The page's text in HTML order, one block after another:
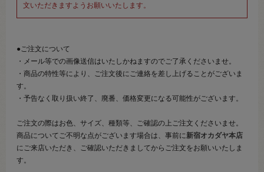
文いただきますようお願いいたします。
●ご注文について
・メール等での画像送信はいたしかねますのでご了承くださいませ。
・商品の特性等により、ご注文後にご連絡を差し上げることがございま
す。
・予告なく取り扱い終了、廃番、価格変更になる可能性がございます。
ご注文の際はお色、サイズ、種類等、ご確認の上ご注文くださいませ。
商品についてご不明な点がございます場合は、事前に新宿オカダヤ本店
にご来店いただき、ご確認いただきましてからご注文をお願いいたしま
す。